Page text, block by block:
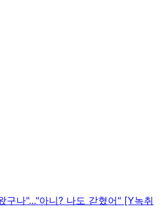
구나"..."아니? 나도 갇혔어" [Y녹취